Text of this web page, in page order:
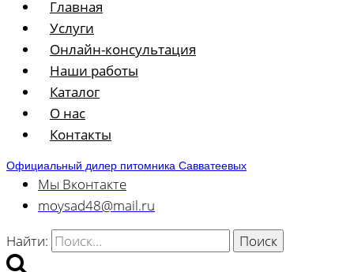
Главная
Услуги
Онлайн-консультация
Наши работы
Каталог
О нас
Контакты
Официальный дилер питомника Савватеевых
Мы Вконтакте
moysad48@mail.ru
Найти: